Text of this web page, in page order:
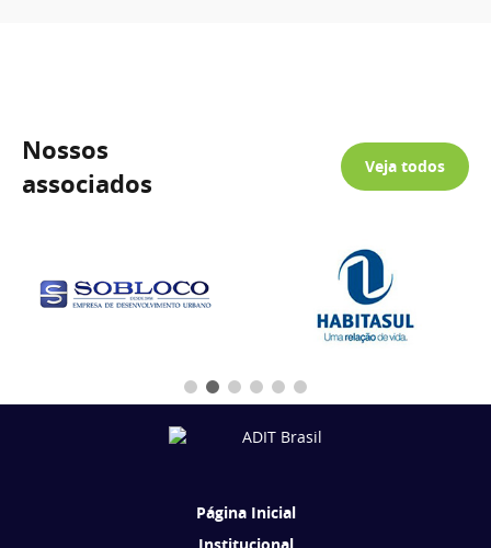
Nossos
associados
Veja todos
Página Inicial